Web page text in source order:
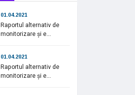
01.04.2021
Raportul alternativ de
monitorizare și e...
01.04.2021
Raportul alternativ de
monitorizare și e...